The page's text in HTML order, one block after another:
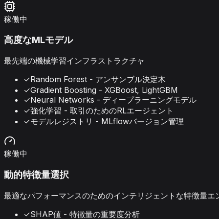
稼働中
高度なMLモデル
最先端の機械学習インフラストラクチャ
✓Random Forest - アンサンブル決定木
✓Gradient Boosting - XGBoost, LightGBM
✓Neural Networks - ディープラーニングモデル
✓強化学習 - 取引のためのRLエージェント
✓モデルレジストリ - MLflowバージョン管理
稼働中
動的特徴量選択
最適なパフォーマンスのためのインテリジェントな特徴量エ
✓SHAP値 - 特徴量の重要度分析